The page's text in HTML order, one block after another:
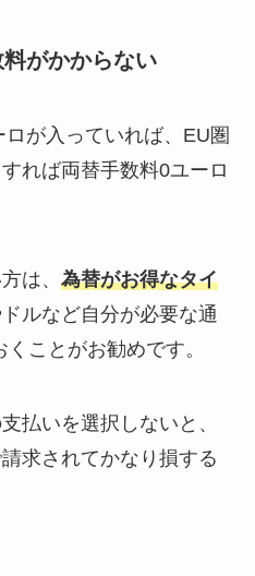
がかからない
が入っていれば、EU圏
れば両替手数料0ユーロ
は、 為替がお得なタイ
ルなど自分が必要な通
くことがお勧めです。
払いを選択しないと、
求されてかなり損する